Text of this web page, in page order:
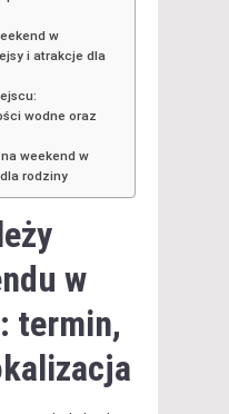
w
i atrakcje dla
wodne oraz
weekend w
rodziny
w
: termin,